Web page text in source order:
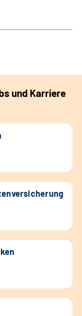
und Karriere